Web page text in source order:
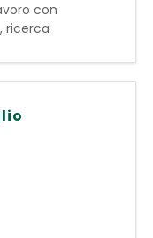
con
ricerca
figure
Le